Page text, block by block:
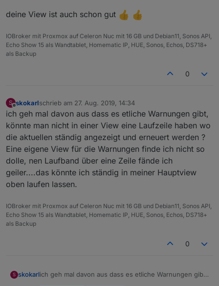
Der ist Gut!
deine View ist auch schon gut
IOBroker mit Proxmox auf Celeron Nuc mit 16 GB und Debian11, Sonos API,
Echo Show 15 als Wandtablet, Homematic IP, HUE, Sonos, Echos, DS718+
als Backup
0
S
Offline
skokarlschrieb am 27. Aug. 2019, 14:34
zuletzt editiert von
ich geh mal davon aus dass es etliche Warnungen gibt,
könnte man nicht in einer View eine Laufzeile haben wo
die aktuellen ständig angezeigt und erneuert werden ?
Eine eigene View für die Warnungen finde ich nicht so
dolle, nen Laufband über eine Zeile fände ich
geiler....das könnte ich ständig in meiner Hauptview
oben laufen lassen.
IOBroker mit Proxmox auf Celeron Nuc mit 16 GB und Debian11, Sonos API,
Echo Show 15 als Wandtablet, Homematic IP, HUE, Sonos, Echos, DS718+
als Backup
0
S skokarlich geh mal davon aus dass es etliche Warnungen gibt,